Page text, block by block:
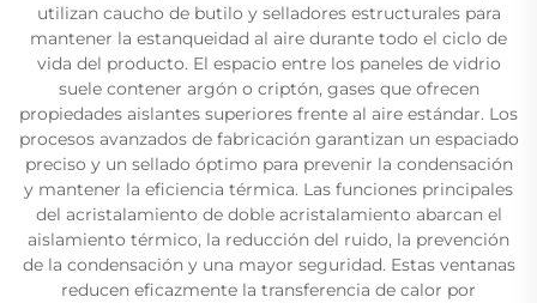
utilizan caucho de butilo y selladores estructurales para
mantener la estanqueidad al aire durante todo el ciclo de
vida del producto. El espacio entre los paneles de vidrio
suele contener argón o criptón, gases que ofrecen
propiedades aislantes superiores frente al aire estándar. Los
procesos avanzados de fabricación garantizan un espaciado
preciso y un sellado óptimo para prevenir la condensación
y mantener la eficiencia térmica. Las funciones principales
del acristalamiento de doble acristalamiento abarcan el
aislamiento térmico, la reducción del ruido, la prevención
de la condensación y una mayor seguridad. Estas ventanas
reducen eficazmente la transferencia de calor por